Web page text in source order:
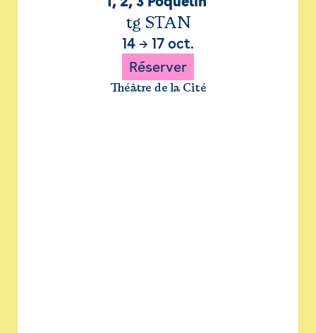
tg STAN
14 → 17 oct.
Réserver
Théâtre de la Cité